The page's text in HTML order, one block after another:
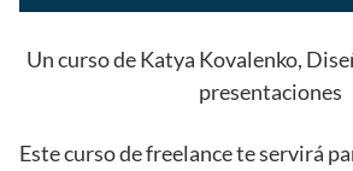
Un curso de Katya Kovalenko,
presentaciones
Este curso de freelance te servirá